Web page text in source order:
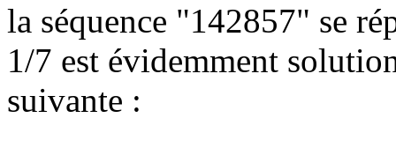
la séquence "142857" se
1/7 est évidemment
suivante :